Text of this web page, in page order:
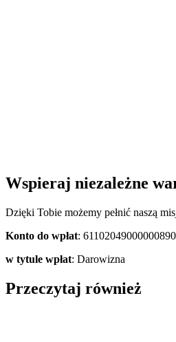
Wspieraj niezależne
Dzięki Tobie możemy pełnić naszą
Konto do wpłat:
w tytule wpłat: Darowizna
Przeczytaj również